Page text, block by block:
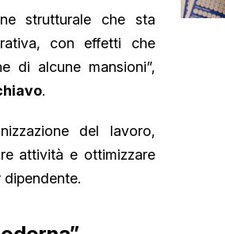
strutturale che sta
con effetti che
di alcune mansioni”,
.
del lavoro,
attività e ottimizzare